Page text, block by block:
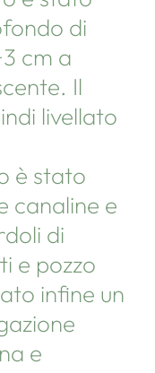
di
cm a
Il
livellato
è stato
canaline e
di
e pozzo
infine un
e